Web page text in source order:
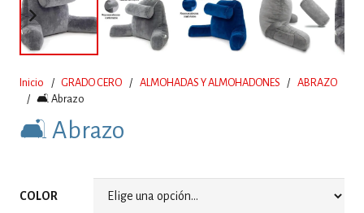
Inicio / GRADO CERO / ALMOHADAS Y ALMOHADONES / ABRAZO
/ 🛋 Abrazo
🛋 Abrazo
COLOR